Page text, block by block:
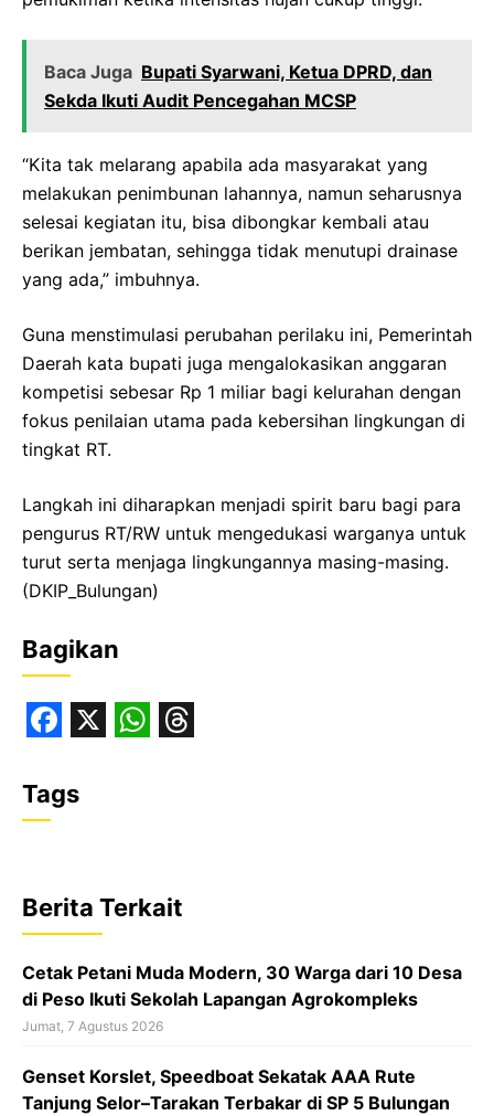
Baca Juga Bupati Syarwani, Ketua DPRD, dan
Sekda Ikuti Audit Pencegahan MCSP
“Kita tak melarang apabila ada masyarakat yang
melakukan penimbunan lahannya, namun seharusnya
selesai kegiatan itu, bisa dibongkar kembali atau
berikan jembatan, sehingga tidak menutupi drainase
yang ada,” imbuhnya.
Guna menstimulasi perubahan perilaku ini, Pemerintah
Daerah kata bupati juga mengalokasikan anggaran
kompetisi sebesar Rp 1 miliar bagi kelurahan dengan
fokus penilaian utama pada kebersihan lingkungan di
tingkat RT.
Langkah ini diharapkan menjadi spirit baru bagi para
pengurus RT/RW untuk mengedukasi warganya untuk
turut serta menjaga lingkungannya masing-masing.
(DKIP_Bulungan)
Bagikan
a
c
b
o
o
k
s
A
p
p
a
d
s
Tags
Berita Terkait
Cetak Petani Muda Modern, 30 Warga dari 10 Desa
di Peso Ikuti Sekolah Lapangan Agrokompleks
Jumat, 7 Agustus 2026
‎Genset Korslet, Speedboat Sekatak AAA Rute
Tanjung Selor–Tarakan Terbakar di SP 5 Bulungan